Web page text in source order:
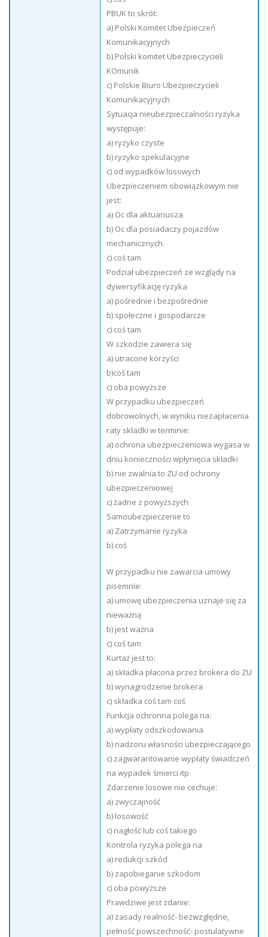
PBUK to skrót:
a) Polski Komitet Ubezpieczeń
Komunikacyjnych
b) Polski komitet Ubezpieczycieli
KOmunik
c) Polskie Biuro Ubezpieczycieli
Komunikacyjnych
Sytuacja nieubezpieczalności ryzyka
występuje:
a) ryzyko czyste
b) ryzyko spekulacyjne
c) od wypadków losowych
Ubezpieczeniem obowiązkowym nie
jest:
a) Oc dla aktuariusza
b) Oc dla posiadaczy pojazdów
mechanicznych
c) coś tam
Podział ubezpieczeń ze wzglądy na
dywersyfikację ryzyka
a) pośrednie i bezpośrednie
b) społeczne i gospodarcze
c) coś tam
W szkodzie zawiera się
a) utracone korzyści
b)coś tam
c) oba powyższe
W przypadku ubezpieczeń
dobrowolnych, w wyniku niezapłacenia
raty składki w terminie:
a) ochrona ubezpieczeniowa wygasa w
dniu konieczności wpłynięcia składki
b) nie zwalnia to ZU od ochrony
ubezpieczeniowej
c) żadne z powyższych
Samoubezpieczenie to
a) Zatrzymanie ryzyka
b) coś
W przypadku nie zawarcia umowy
pisemnie:
a) umowę ubezpieczenia uznaje się za
nieważną
b) jest ważna
c) coś tam
Kurtaż jest to:
a) składka płacona przez brokera do ZU
b) wynagrodzenie brokera
c) składka coś tam coś
Funkcja ochronna polega na:
a) wypłaty odszkodowania
b) nadzoru własności ubezpieczającego
c) zagwarantowanie wypłaty świadczeń
na wypadek śmierci itp
Zdarzenie losowe nie cechuje:
a) zwyczajność
b) losowość
c) nagłość lub coś takiego
Kontrola ryzyka polega na
a) redukcji szkód
b) zapobieganie szkodom
c) oba powyższe
Prawdziwe jest zdanie:
a) zasady realność- bezwzględne,
pełność powszechność- postulatywne